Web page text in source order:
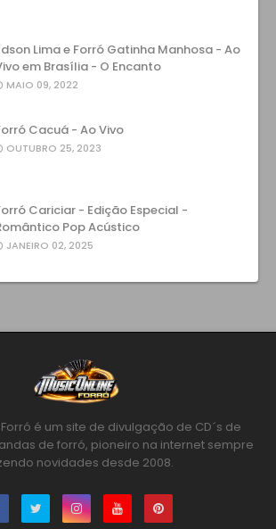
Lima e Forró Gatinha Manhosa - Ao
em Brasília - O Encanto
MAIO 09, 2022
Cacuá - Ao Vivo
OUTUBRO 25, 2023
Cariciar - Edição Especial -
Pop Acústico
JANEIRO 02, 2025
é um site de divulgação de CD´s de
de forró, pioneiro na internet sempre
novidades desde 2008.